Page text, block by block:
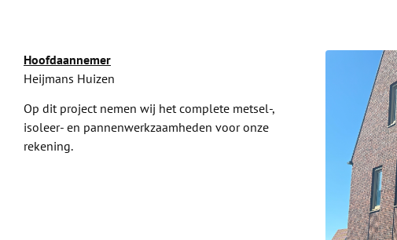
Hoofdaannemer
Heijmans Huizen
Op dit project nemen wij het complete metsel-,
isoleer- en pannenwerkzaamheden voor onze
rekening.